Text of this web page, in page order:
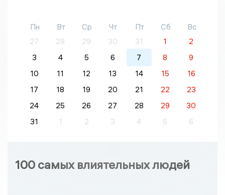
Пн Вт Ср Чт Пт Сб
Вс
27
28 29 30 31 1
2
3
4 5 6 7 8
9
10
11 12 13 14 15
16
17
18 19 20 21 22
23
24
25 26 27 28 29
30
31
1 2 3 4 5 6
100 самых влиятельных людей